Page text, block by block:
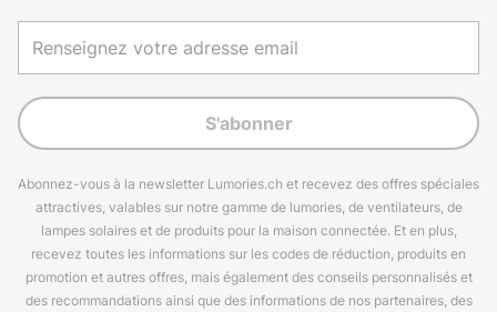
S'abonner
Abonnez-vous à la newsletter Lumories.ch et recevez des offres spéciales
attractives, valables sur notre gamme de lumories, de ventilateurs, de
lampes solaires et de produits pour la maison connectée. Et en plus,
recevez toutes les informations sur les codes de réduction, produits en
promotion et autres offres, mais également des conseils personnalisés et
des recommandations ainsi que des informations de nos partenaires, des